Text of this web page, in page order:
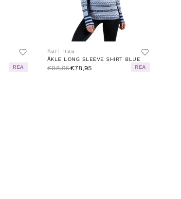
REA
Kari Traa
ÅKLE LONG SLEEVE SHIRT BLUE
€98,95€78,95 REA